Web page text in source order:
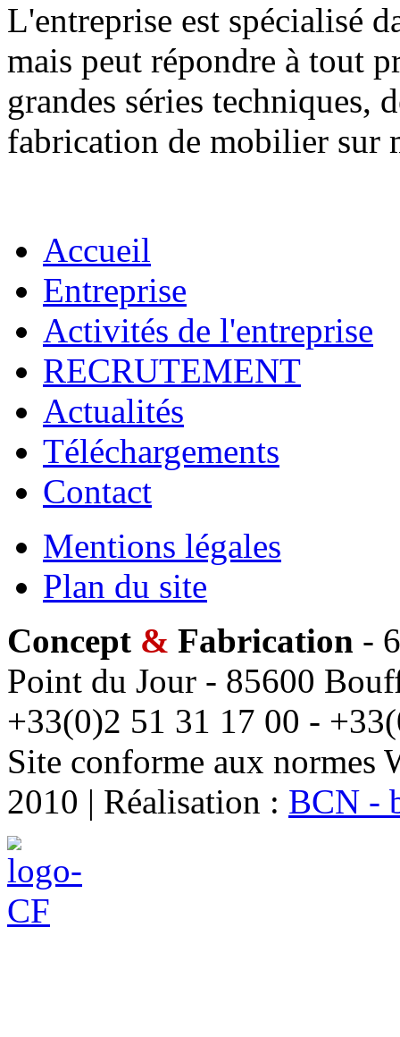
L'entreprise est spécialisé
mais peut répondre à tout
grandes séries techniques,
fabrication de mobilier sur
Accueil
Entreprise
Activités de l'entreprise
RECRUTEMENT
Actualités
Téléchargements
Contact
Mentions légales
Plan du site
Concept & Fabrication -
Point du Jour - 85600
+33(0)2 51 31 17 00 -
Site conforme aux
2010 | Réalisation : BCN -